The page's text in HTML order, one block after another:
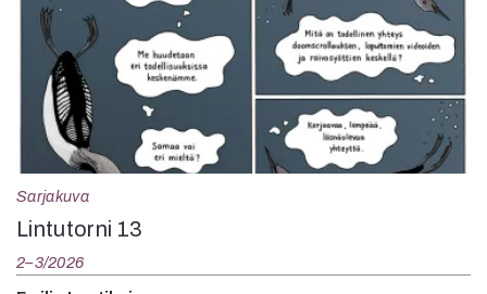
Sarjakuva
Lintutorni 13
2–3/2026